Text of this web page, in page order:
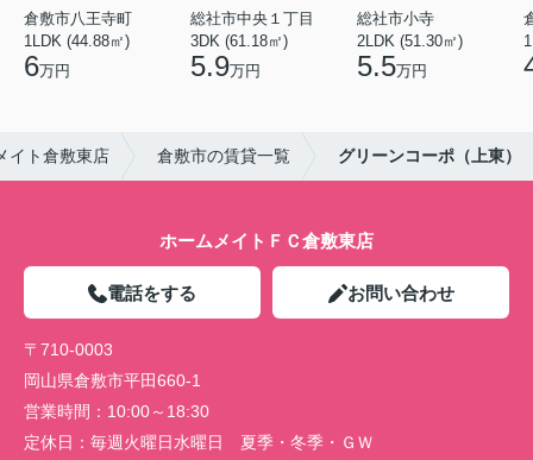
倉敷市八王寺町
1LDK (44.88㎡)
6万円
総社市中央１丁目
3DK (61.18㎡)
5.9万円
総社市小寺
2LDK (51.30㎡)
5.5万円
イト倉敷東店 倉敷市の賃貸一覧 グリーンコーポ（上東）
ホームメイトＦＣ倉敷東店
電話をする お問い合わせ
〒710-0003
岡山県倉敷市平田660-1
営業時間： 10:00～18:30
定休日： 毎週火曜日水曜日 夏季・冬季・ＧＷ